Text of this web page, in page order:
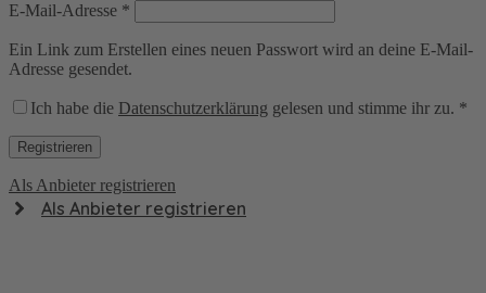
E-Mail-Adresse *
Ein Link zum Erstellen eines neuen Passwort wird an deine E-Mail-
Adresse gesendet.
Ich habe die Datenschutzerklärung gelesen und stimme ihr zu. *
Registrieren
Als Anbieter registrieren
Als Anbieter registrieren